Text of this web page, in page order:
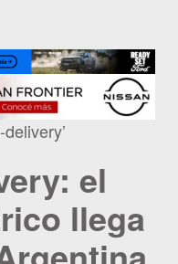
el
llega